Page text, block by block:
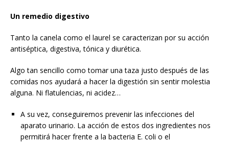
Un remedio digestivo
Tanto la canela como el laurel se caracterizan por su acción
antiséptica, digestiva, tónica y diurética.
Algo tan sencillo como tomar una taza justo después de las
comidas nos ayudará a hacer la digestión sin sentir molestia
alguna. Ni flatulencias, ni acidez…
A su vez, conseguiremos prevenir las infecciones del
aparato urinario. La acción de estos dos ingredientes nos
permitirá hacer frente a la bacteria E. coli o el